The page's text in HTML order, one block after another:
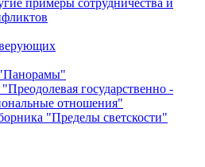
примеры сотрудничества и
государственно -
отношения"
"Пределы светскости"